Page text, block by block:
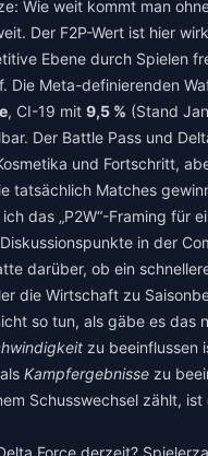
Wie weit kommt man
Der F2P-Wert ist hier
Ebene durch Spielen
Die Meta-definierenden
, CI-19 mit 9,5 % (Stand
Der Battle Pass und
und Fortschritt,
tatsächlich Matches
das „P2W“-Framing für
in der
darüber, ob ein
die Wirtschaft zu
so tun, als gäbe es das
zu beeinflussen
Kampfergebnisse zu
Schusswechsel zählt, ist
Force derzeit?